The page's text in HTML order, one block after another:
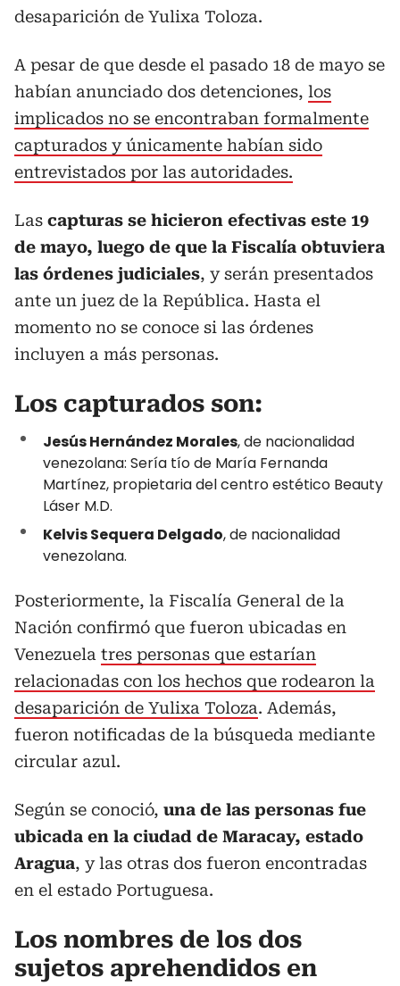
desaparición de Yulixa Toloza.
A pesar de que desde el pasado 18 de mayo se
habían anunciado dos detenciones, los
implicados no se encontraban formalmente
capturados y únicamente habían sido
entrevistados por las autoridades.
Las capturas se hicieron efectivas este 19
de mayo, luego de que la Fiscalía obtuviera
las órdenes judiciales, y serán presentados
ante un juez de la República. Hasta el
momento no se conoce si las órdenes
incluyen a más personas.
Los capturados son:
Jesús Hernández Morales, de nacionalidad
venezolana: Sería tío de María Fernanda
Martínez, propietaria del centro estético Beauty
Láser M.D.
Kelvis Sequera Delgado, de nacionalidad
venezolana.
Posteriormente, la Fiscalía General de la
Nación confirmó que fueron ubicadas en
Venezuela tres personas que estarían
relacionadas con los hechos que rodearon la
desaparición de Yulixa Toloza. Además,
fueron notificadas de la búsqueda mediante
circular azul.
Según se conoció, una de las personas fue
ubicada en la ciudad de Maracay, estado
Aragua, y las otras dos fueron encontradas
en el estado Portuguesa.
Los nombres de los dos
sujetos aprehendidos en